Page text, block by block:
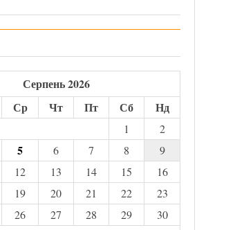
Серпень 2026
Ср Чт Пт Сб Нд
1
2
5 6 7 8
9
12 13 14 15
16
19 20 21 22
23
26 27 28 29
30